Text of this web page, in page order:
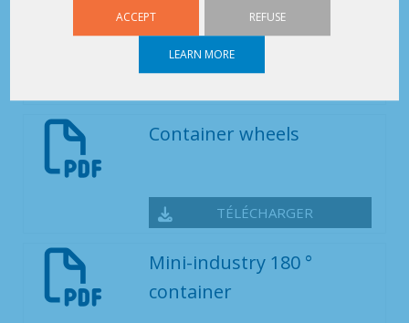
ACCEPT REFUSE
LEARN MORE
specific
Container wheels
TÉLÉCHARGER
Mini-industry 180 °
container